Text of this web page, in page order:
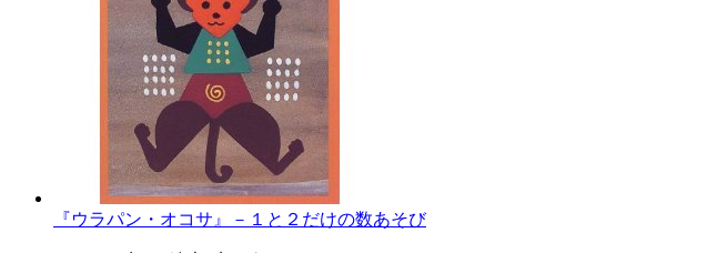
『ウラパン・オコサ』－１と２だけの数あそび